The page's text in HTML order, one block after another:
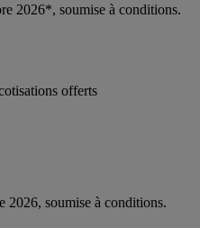
2026*, soumise à conditions.
offerts
2026, soumise à conditions.